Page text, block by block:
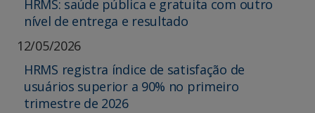
HRMS: saúde pública e gratuita com outro
nível de entrega e resultado
12/05/2026
HRMS registra índice de satisfação de
usuários superior a 90% no primeiro
trimestre de 2026